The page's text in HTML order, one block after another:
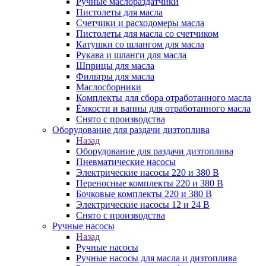
Пистолеты для масла
Счетчики и расходомеры масла
Пистолеты для масла со счетчиком
Катушки со шлангом для масла
Рукава и шланги для масла
Шприцы для масла
Фильтры для масла
Маслосборники
Комплекты для сбора отработанного масла
Ёмкости и ванны для отработанного масла
Снято с производства
Оборудование для раздачи дизтоплива
Назад
Оборудование для раздачи дизтоплива
Пневматические насосы
Электрические насосы 220 и 380 В
Переносные комплекты 220 и 380 В
Бочковые комплекты 220 и 380 В
Электрические насосы 12 и 24 В
Снято с производства
Ручные насосы
Назад
Ручные насосы
Ручные насосы для масла и дизтоплива